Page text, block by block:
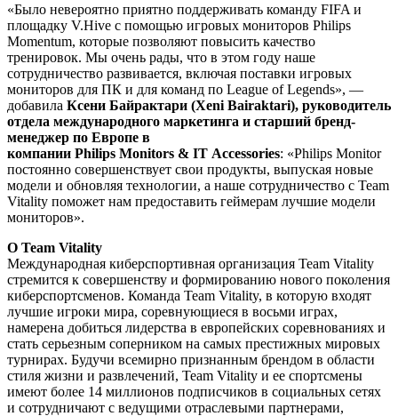
«Было невероятно приятно поддерживать команду FIFA и
площадку V.Hive с помощью игровых мониторов Philips
Momentum, которые позволяют повысить качество
тренировок. Мы очень рады, что в этом году наше
сотрудничество развивается, включая поставки игровых
мониторов для ПК и для команд по League of Legends», —
добавила Ксени Байрактари (Xeni Bairaktari), руководитель
отдела международного маркетинга и старший бренд-
менеджер по Европе в
компании Philips Monitors & IT Accessories: «Philips Monitor
постоянно совершенствует свои продукты, выпуская новые
модели и обновляя технологии, а наше сотрудничество с Team
Vitality поможет нам предоставить геймерам лучшие модели
мониторов».
О Team Vitality
Международная киберспортивная организация Team Vitality
стремится к совершенству и формированию нового поколения
киберспортсменов. Команда Team Vitality, в которую входят
лучшие игроки мира, соревнующиеся в восьми играх,
намерена добиться лидерства в европейских соревнованиях и
стать серьезным соперником на самых престижных мировых
турнирах. Будучи всемирно признанным брендом в области
стиля жизни и развлечений, Team Vitality и ее спортсмены
имеют более 14 миллионов подписчиков в социальных сетях
и сотрудничают с ведущими отраслевыми партнерами,